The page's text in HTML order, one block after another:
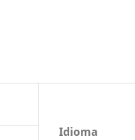
Idioma